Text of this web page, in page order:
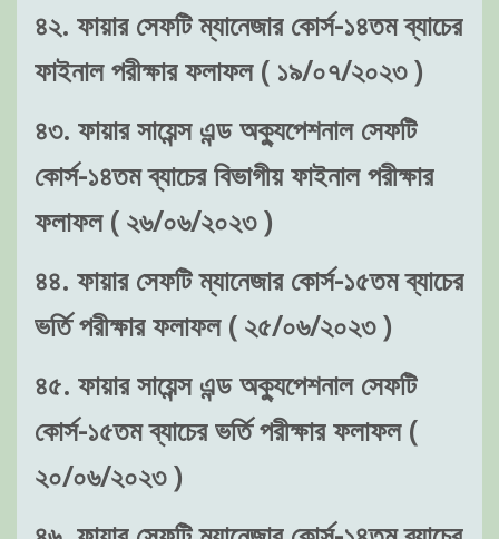
৪২. ফায়ার সেফটি ম্যানেজার কোর্স-১৪তম ব্যাচের
ফাইনাল পরীক্ষার ফলাফল ( ১৯/০৭/২০২৩ )
৪৩. ফায়ার সায়েন্স এন্ড অক্যুপেশনাল সেফটি
কোর্স-১৪তম ব্যাচের বিভাগীয় ফাইনাল পরীক্ষার
ফলাফল ( ২৬/০৬/২০২৩ )
৪৪. ফায়ার সেফটি ম্যানেজার কোর্স-১৫তম ব্যাচের
ভর্তি পরীক্ষার ফলাফল ( ২৫/০৬/২০২৩ )
৪৫. ফায়ার সায়েন্স এন্ড অক্যুপেশনাল সেফটি
কোর্স-১৫তম ব্যাচের ভর্তি পরীক্ষার ফলাফল (
২০/০৬/২০২৩ )